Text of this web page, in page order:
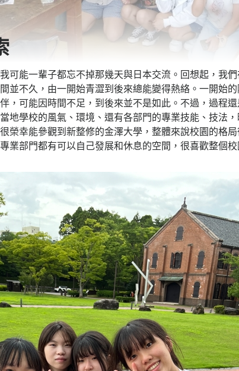
可能一輩子都忘不掉那幾天與日本交流。回想起，我
並不久，由一開始青澀到後來總能變得熱絡。一開始
，可能因時間不足，到後來並不是如此。不過，過程
地學校的風氣、環境、還有各部門的專業技能、技法
榮幸能參觀到新整修的金澤大學，整體來說校園的格
業部門都有可以自己發展和休息的空間，很喜歡整個校